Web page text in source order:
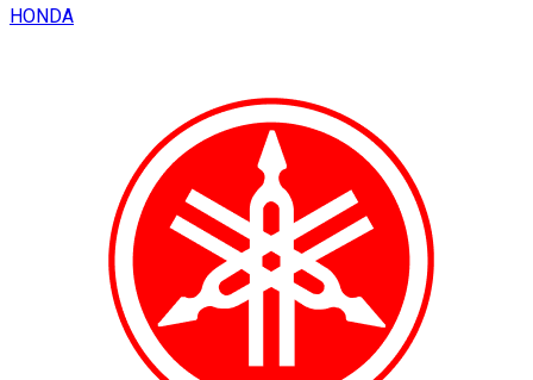
HONDA